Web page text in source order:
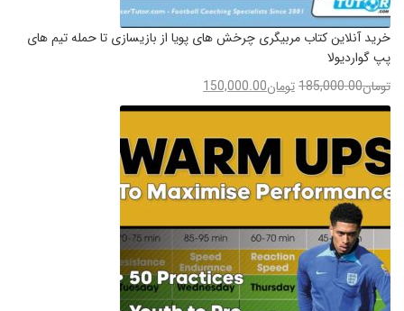
خرید آنلاین کتاب مربیگری چرخش های پویا از بازیسازی تا حمله تیم های
پپ گواردیولا
تومان185,000.00تومان150,000.00